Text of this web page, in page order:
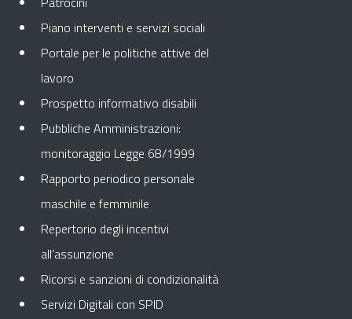
Piano interventi e servizi sociali
Portale per le politiche attive del
lavoro
Prospetto informativo disabili
Pubbliche Amministrazioni:
monitoraggio Legge 68/1999
Rapporto periodico personale
maschile e femminile
Repertorio degli incentivi
all’assunzione
Ricorsi e sanzioni di condizionalità
Servizi Digitali con SPID